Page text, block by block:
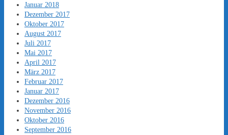
Januar 2018
Dezember 2017
Oktober 2017
August 2017
Juli 2017
Mai 2017
April 2017
März 2017
Februar 2017
Januar 2017
Dezember 2016
November 2016
Oktober 2016
September 2016